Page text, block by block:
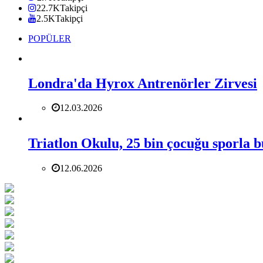
22.7KTakipçi
2.5KTakipçi
POPÜLER
Londra'da Hyrox Antrenörler Zirvesi
12.03.2026
Triatlon Okulu, 25 bin çocuğu sporla
12.06.2026